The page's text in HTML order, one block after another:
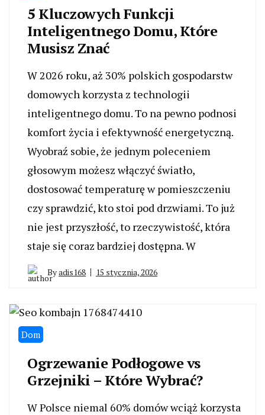
5 Kluczowych Funkcji
Inteligentnego Domu, Które
Musisz Znać
W 2026 roku, aż 30% polskich gospodarstw
domowych korzysta z technologii
inteligentnego domu. To na pewno podnosi
komfort życia i efektywność energetyczną.
Wyobraź sobie, że jednym poleceniem
głosowym możesz włączyć światło,
dostosować temperaturę w pomieszczeniu
czy sprawdzić, kto stoi pod drzwiami. To już
nie jest przyszłość, to rzeczywistość, która
staje się coraz bardziej dostępna. W
Byadis168 15 stycznia, 2026
Dom
Ogrzewanie Podłogowe vs
Grzejniki – Które Wybrać?
W Polsce niemal 60% domów wciąż korzysta